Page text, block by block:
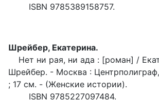
ISBN 9785389158757.
Шрейбер, Екатерина.
Нет ни рая, ни ада : [роман] /
Шрейбер. - Москва :
; 17 см. - (Женские истории).
ISBN 9785227097484.